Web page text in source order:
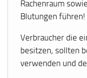
Rachenraum
Blutungen führen!
Verbraucher die
besitzen, sollten
verwenden und